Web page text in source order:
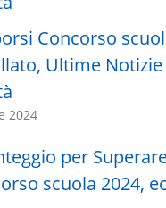
Concorso
Ultime Notizie
2024